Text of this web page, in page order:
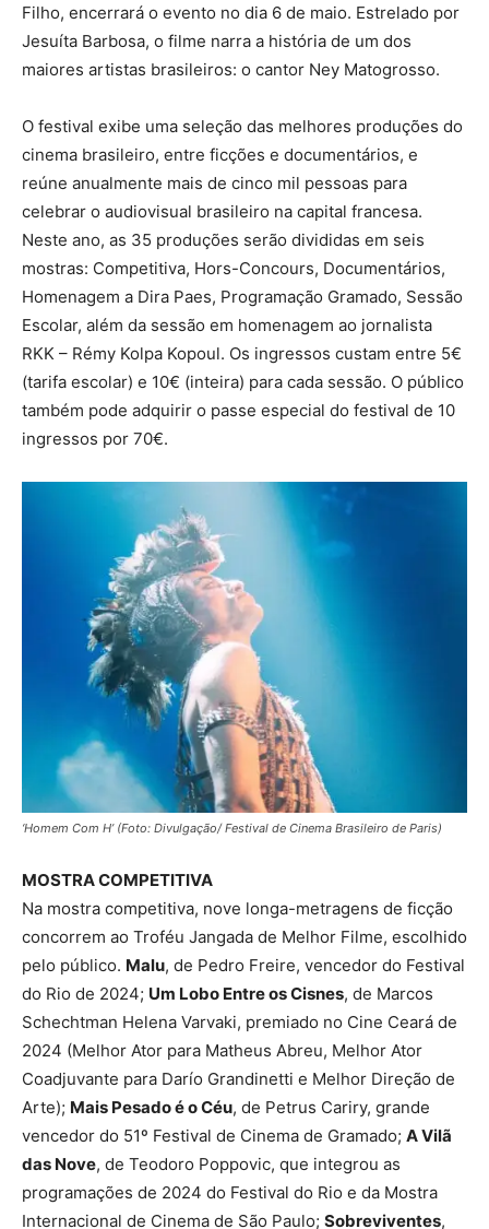
Filho, encerrará o evento no dia 6 de maio. Estrelado por
Jesuíta Barbosa, o filme narra a história de um dos
maiores artistas brasileiros: o cantor Ney Matogrosso.
O festival exibe uma seleção das melhores produções do
cinema brasileiro, entre ficções e documentários, e
reúne anualmente mais de cinco mil pessoas para
celebrar o audiovisual brasileiro na capital francesa.
Neste ano, as 35 produções serão divididas em seis
mostras: Competitiva, Hors-Concours, Documentários,
Homenagem a Dira Paes, Programação Gramado, Sessão
Escolar, além da sessão em homenagem ao jornalista
RKK – Rémy Kolpa Kopoul. Os ingressos custam entre 5€
(tarifa escolar) e 10€ (inteira) para cada sessão. O público
também pode adquirir o passe especial do festival de 10
ingressos por 70€.
‘Homem Com H’ (Foto: Divulgação/ Festival de Cinema Brasileiro de Paris)
MOSTRA COMPETITIVA
Na mostra competitiva, nove longa-metragens de ficção
concorrem ao Troféu Jangada de Melhor Filme, escolhido
pelo público. Malu, de Pedro Freire, vencedor do Festival
do Rio de 2024; Um Lobo Entre os Cisnes, de Marcos
Schechtman Helena Varvaki, premiado no Cine Ceará de
2024 (Melhor Ator para Matheus Abreu, Melhor Ator
Coadjuvante para Darío Grandinetti e Melhor Direção de
Arte); Mais Pesado é o Céu, de Petrus Cariry, grande
vencedor do 51º Festival de Cinema de Gramado; A Vilã
das Nove, de Teodoro Poppovic, que integrou as
programações de 2024 do Festival do Rio e da Mostra
Internacional de Cinema de São Paulo; Sobreviventes,